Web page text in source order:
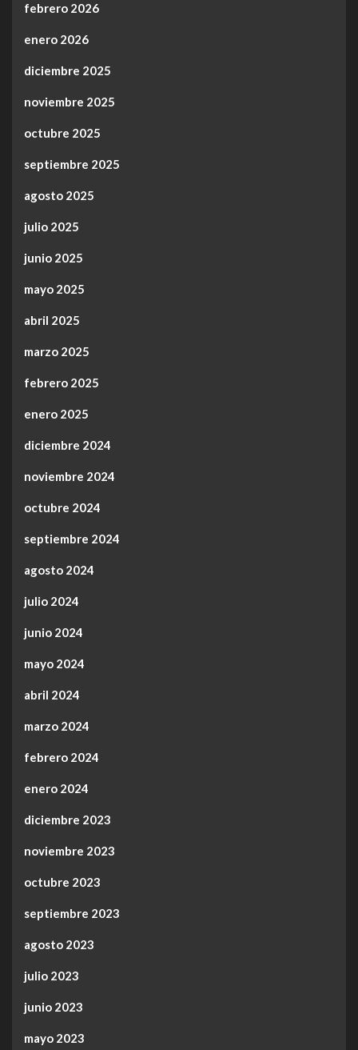
febrero 2026
enero 2026
diciembre 2025
noviembre 2025
octubre 2025
septiembre 2025
agosto 2025
julio 2025
junio 2025
mayo 2025
abril 2025
marzo 2025
febrero 2025
enero 2025
diciembre 2024
noviembre 2024
octubre 2024
septiembre 2024
agosto 2024
julio 2024
junio 2024
mayo 2024
abril 2024
marzo 2024
febrero 2024
enero 2024
diciembre 2023
noviembre 2023
octubre 2023
septiembre 2023
agosto 2023
julio 2023
junio 2023
mayo 2023